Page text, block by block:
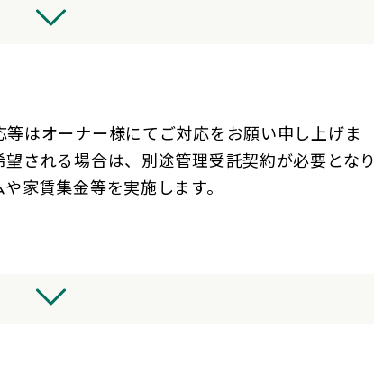
はオーナー様にてご対応をお願い申し上げま
される場合は、別途管理受託契約が必要となり
家賃集金等を実施します。